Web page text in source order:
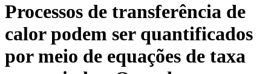
Processos de transferência de
calor podem ser quantificados
por meio de equações de taxa